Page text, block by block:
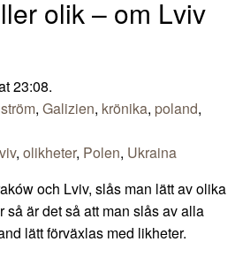
olik – om Lviv
23:08.
, Galizien, krönika, poland,
, olikheter, Polen, Ukraina
och Lviv, slås man lätt av olika
så är det så att man slås av alla
lätt förväxlas med likheter.